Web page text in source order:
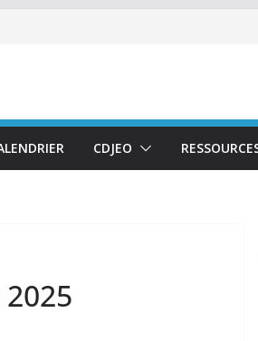
CDJEO